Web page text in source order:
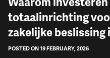
totaalinrichting
zakelijke beslissing
POSTED ON 19 FEBRUARY, 2026